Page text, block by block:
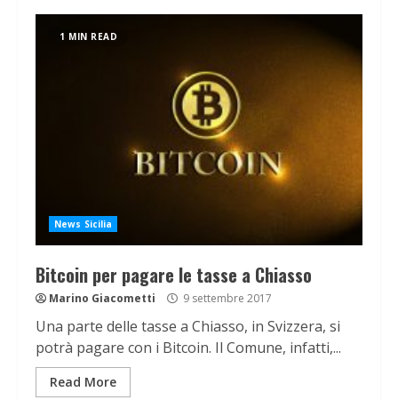
1 MIN READ
News Sicilia
Bitcoin per pagare le tasse a Chiasso
Marino Giacometti 9 settembre 2017
Una parte delle tasse a Chiasso, in Svizzera, si
potrà pagare con i Bitcoin. Il Comune, infatti,...
Read More